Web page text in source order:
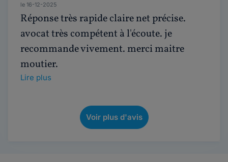
le 16-12-2025
Réponse très rapide claire net précise.
avocat très compétent à l'écoute. je
recommande vivement. merci maitre
moutier.
Lire plus
Voir plus d'avis